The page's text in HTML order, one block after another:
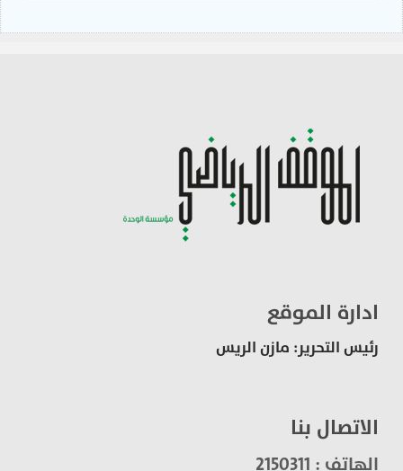
ادارة الموقع
رئيس التحرير: مازن الريس
الاتصال بنا
الهاتف : 2150311